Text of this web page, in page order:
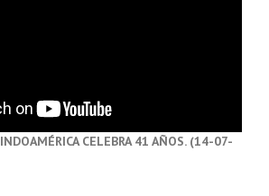
INDOAMÉRICA CELEBRA 41 AÑOS. (14-07-